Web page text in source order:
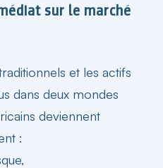
sur le marché
et les actifs
dans deux mondes
deviennent
: